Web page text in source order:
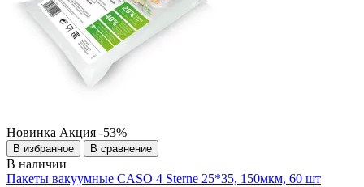
Новинка Акция -53%
В избранное В сравнение
В наличии
Пакеты вакуумные CASO 4 Sterne 25*35, 150мкм, 60 шт